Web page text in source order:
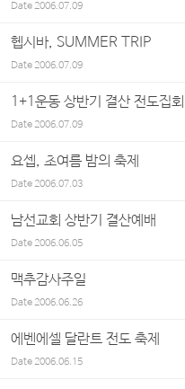
Date2006.07.09
헵시바, SUMMER TRIP
Date2006.07.09
1+1운동 상반기 결산 전도집회
Date2006.07.09
요셉, 초여름 밤의 축제
Date2006.07.03
남선교회 상반기 결산예배
Date2006.06.05
맥추감사주일
Date2006.06.26
에벤에셀 달란트 전도 축제
Date2006.06.15